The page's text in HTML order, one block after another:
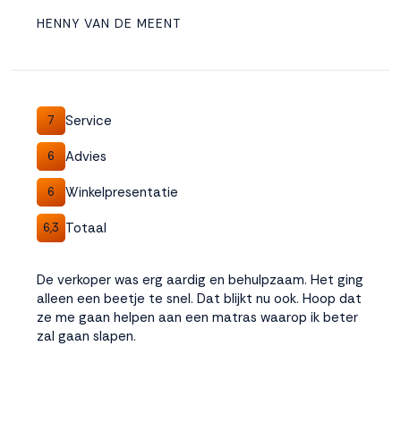
HENNY VAN DE MEENT
7 Service
6 Advies
6 Winkelpresentatie
6,3 Totaal
De verkoper was erg aardig en behulpzaam. Het ging
alleen een beetje te snel. Dat blijkt nu ook. Hoop dat
ze me gaan helpen aan een matras waarop ik beter
zal gaan slapen.